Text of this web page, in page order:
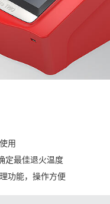
用
定最佳退火温度
功能，操作方便